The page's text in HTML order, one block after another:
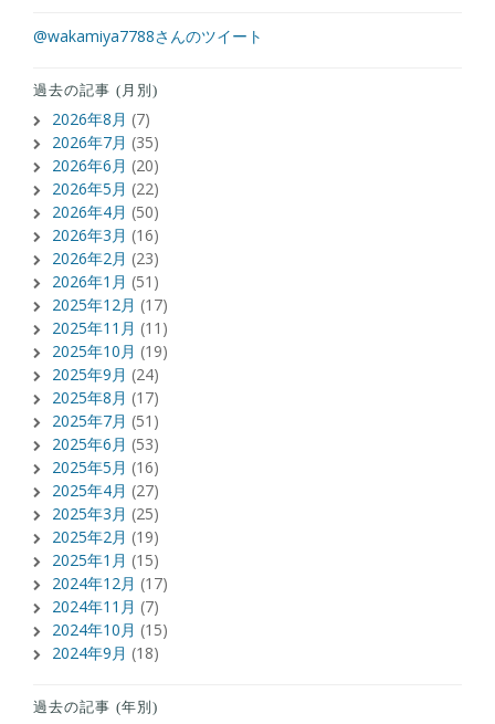
@wakamiya7788さんのツイート
過去の記事 (月別)
2026年8月 (7)
2026年7月 (35)
2026年6月 (20)
2026年5月 (22)
2026年4月 (50)
2026年3月 (16)
2026年2月 (23)
2026年1月 (51)
2025年12月 (17)
2025年11月 (11)
2025年10月 (19)
2025年9月 (24)
2025年8月 (17)
2025年7月 (51)
2025年6月 (53)
2025年5月 (16)
2025年4月 (27)
2025年3月 (25)
2025年2月 (19)
2025年1月 (15)
2024年12月 (17)
2024年11月 (7)
2024年10月 (15)
2024年9月 (18)
過去の記事 (年別)